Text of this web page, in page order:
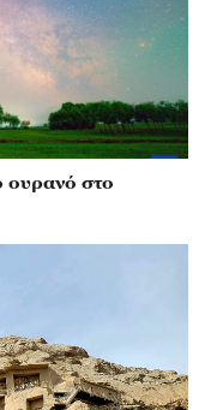
ουρανό στο